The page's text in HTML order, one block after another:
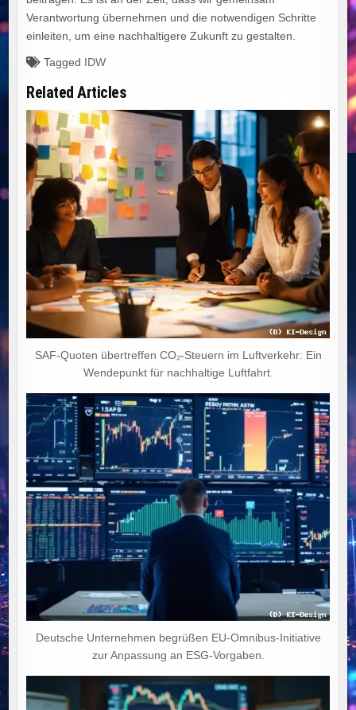
Verantwortung übernehmen und die notwendigen Schritte
einleiten, um eine nachhaltigere Zukunft zu gestalten.
Tagged IDW
Related Articles
SAF-Quoten übertreffen CO₂-Steuern im Luftverkehr: Ein
Wendepunkt für nachhaltige Luftfahrt.
Deutsche Unternehmen begrüßen EU-Omnibus-Initiative
zur Anpassung an ESG-Vorgaben.